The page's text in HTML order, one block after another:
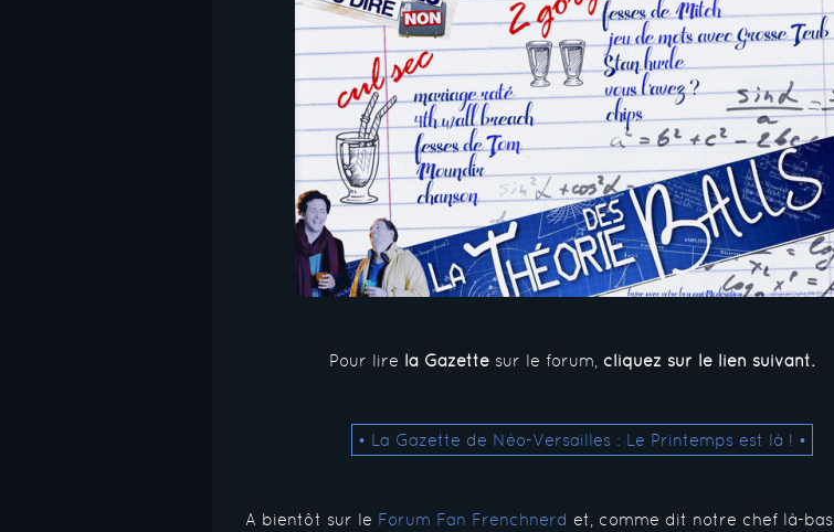
Pour lire la Gazettesur le forum, cliquez sur le lien suivant.
• La Gazette de Néo-Versailles : Le Printemps est là ! •
A bientôt sur le Forum Fan Frenchnerd et, comme dit notre chef là-bas,